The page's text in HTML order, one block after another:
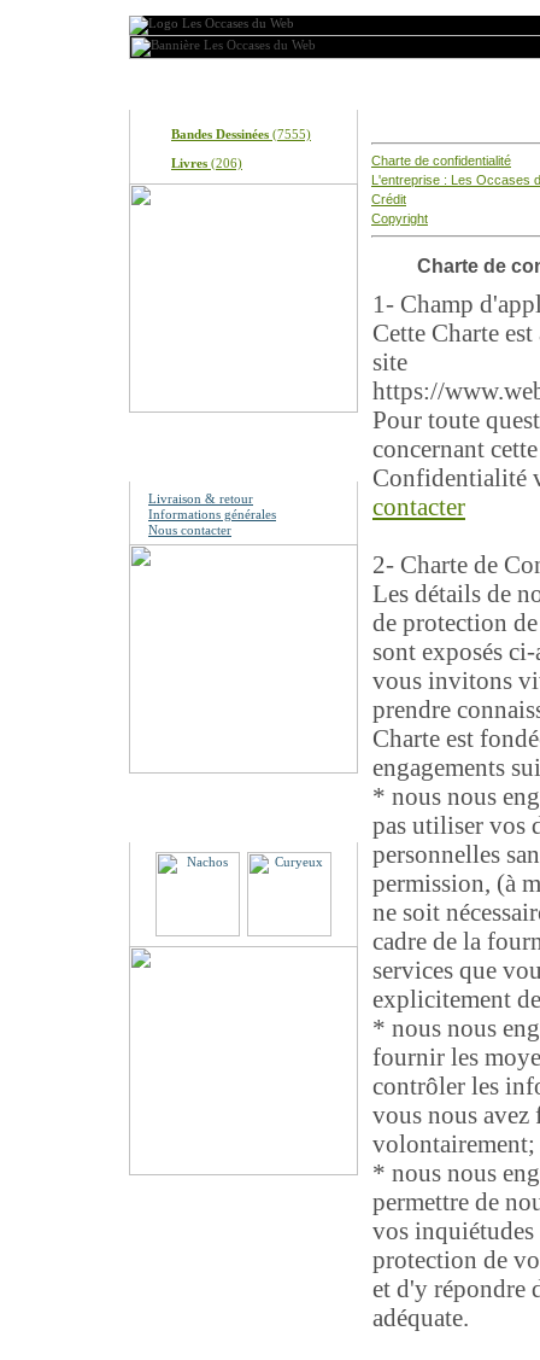
Bandes Dessinées (7555)
Livres (206)
Livraison & retour
Informations générales
Nous contacter
Charte de confidentialité
L'entreprise : Les Occases
Crédit
Copyright
Charte de
1- Champ
Cette Charte
site
https://
Pour toute
concernant
Confidentialité
contacter
2- Charte de
Les détails de
de protection
sont exposés
vous invitons
prendre
Charte est
engagements
* nous nous
pas utiliser vos
personnelles
permission, (à
ne soit
cadre de la
services que
explicitement
* nous nous
fournir les
contrôler les
vous nous avez
volontairement;
* nous nous
permettre de
vos
protection de
et d'y répondre
adéquate.